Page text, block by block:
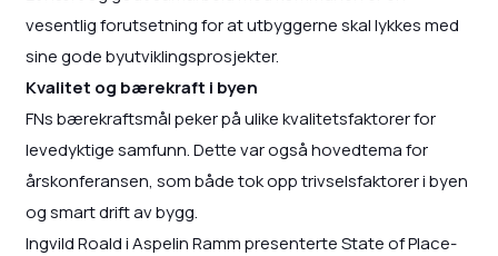
vesentlig forutsetning for at utbyggerne skal lykkes med
sine gode byutviklingsprosjekter.
Kvalitet og bærekraft i byen
FNs bærekraftsmål peker på ulike kvalitetsfaktorer for
levedyktige samfunn. Dette var også hovedtema for
årskonferansen, som både tok opp trivselsfaktorer i byen
og smart drift av bygg.
Ingvild Roald i Aspelin Ramm presenterte State of Place-